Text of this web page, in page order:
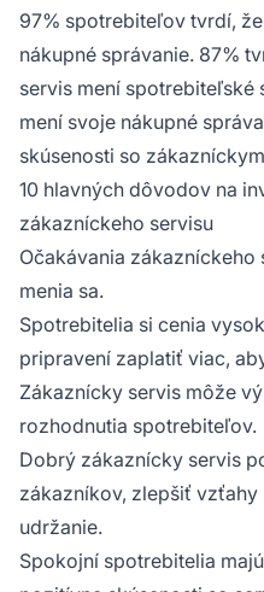
97% spotrebiteľov tvrdí,
nákupné správanie. 87%
servis mení spotrebiteľské
mení svoje nákupné
skúsenosti so
10 hlavných dôvodov na
zákazníckeho servisu
Očakávania zákazníckeho
menia sa.
Spotrebitelia si cenia
pripravení zaplatiť viac,
Zákaznícky servis môže
rozhodnutia spotrebiteľov.
Dobrý zákaznícky servis
zákazníkov, zlepšiť vzťahy
udržanie.
Spokojní spotrebitelia